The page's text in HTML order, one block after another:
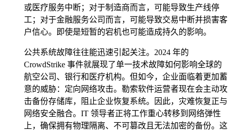
或医疗服务中断；对于制造商而言，可能导致生产线停
工；对于金融服务公司而言，可能导致交易中断并损害客
户信心。即使是短暂的宕机也可能造成持久的影响。
公共系统故障往往能迅速引起关注。2024 年的
CrowdStrike 事件就展现了单一技术故障如何影响全球的
航空公司、银行和医疗机构。但如今，企业面临着更加蓄
意的威胁：定向网络攻击。勒索软件运营者现在会主动攻
击备份存储库，阻止企业恢复系统。因此，灾难恢复正与
网络安全融合。IT 领导者正将工作重心转移到网络弹性
上，确保拥有物理隔离、不可篡改且无法加密的备份。这